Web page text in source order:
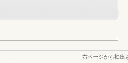
右ページから抽出